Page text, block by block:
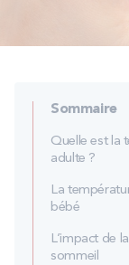
Nos engagements
Sommaire
Quelle est la
adulte ?
La
bébé
L’impact de
sommeil